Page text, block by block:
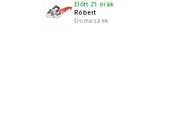
Előtt 21 órák
Róbert
Domaszek